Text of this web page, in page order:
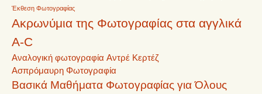
Έκθεση Φωτογραφίας
Ακρωνύμια της Φωτογραφίας στα αγγλικά
A-C
Αναλογική φωτογραφία Αντρέ Κερτέζ
Ασπρόμαυρη Φωτογραφία
Βασικά Μαθήματα Φωτογραφίας για Όλους